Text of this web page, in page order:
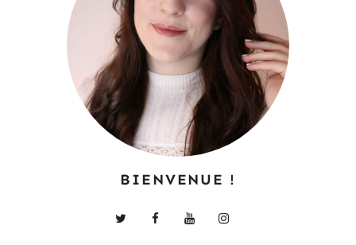
BIENVENUE !